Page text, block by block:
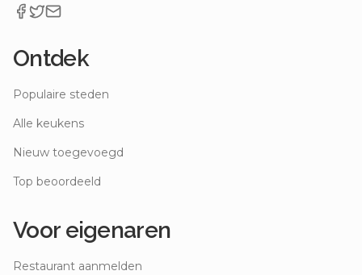
Ontdek
Populaire steden
Alle keukens
Nieuw toegevoegd
Top beoordeeld
Voor eigenaren
Restaurant aanmelden